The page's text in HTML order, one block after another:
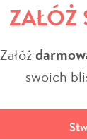
ZAŁÓŻ
Załóż
swoich